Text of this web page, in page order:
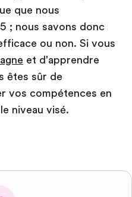
que nous
; nous savons donc
ou non. Si vous
et d'apprendre
êtes sûr de
vos compétences en
niveau visé.